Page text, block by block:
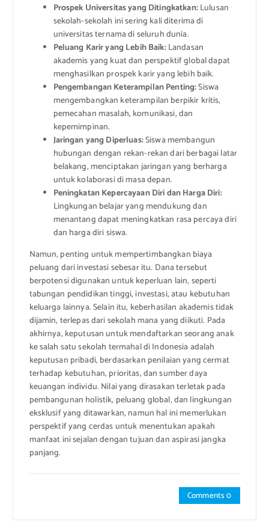
Prospek Universitas yang Ditingkatkan:Lulusan
sekolah-sekolah ini sering kali diterima di
universitas ternama di seluruh dunia.
Peluang Karir yang Lebih Baik:Landasan
akademis yang kuat dan perspektif global dapat
menghasilkan prospek karir yang lebih baik.
Pengembangan Keterampilan Penting:Siswa
mengembangkan keterampilan berpikir kritis,
pemecahan masalah, komunikasi, dan
kepemimpinan.
Jaringan yang Diperluas:Siswa membangun
hubungan dengan rekan-rekan dari berbagai latar
belakang, menciptakan jaringan yang berharga
untuk kolaborasi di masa depan.
Peningkatan Kepercayaan Diri dan Harga Diri:
Lingkungan belajar yang mendukung dan
menantang dapat meningkatkan rasa percaya diri
dan harga diri siswa.
Namun, penting untuk mempertimbangkan biaya
peluang dari investasi sebesar itu. Dana tersebut
berpotensi digunakan untuk keperluan lain, seperti
tabungan pendidikan tinggi, investasi, atau kebutuhan
keluarga lainnya. Selain itu, keberhasilan akademis tidak
dijamin, terlepas dari sekolah mana yang diikuti. Pada
akhirnya, keputusan untuk mendaftarkan seorang anak
ke salah satu sekolah termahal di Indonesia adalah
keputusan pribadi, berdasarkan penilaian yang cermat
terhadap kebutuhan, prioritas, dan sumber daya
keuangan individu. Nilai yang dirasakan terletak pada
pembangunan holistik, peluang global, dan lingkungan
eksklusif yang ditawarkan, namun hal ini memerlukan
perspektif yang cerdas untuk menentukan apakah
manfaat ini sejalan dengan tujuan dan aspirasi jangka
panjang.
Comments 0